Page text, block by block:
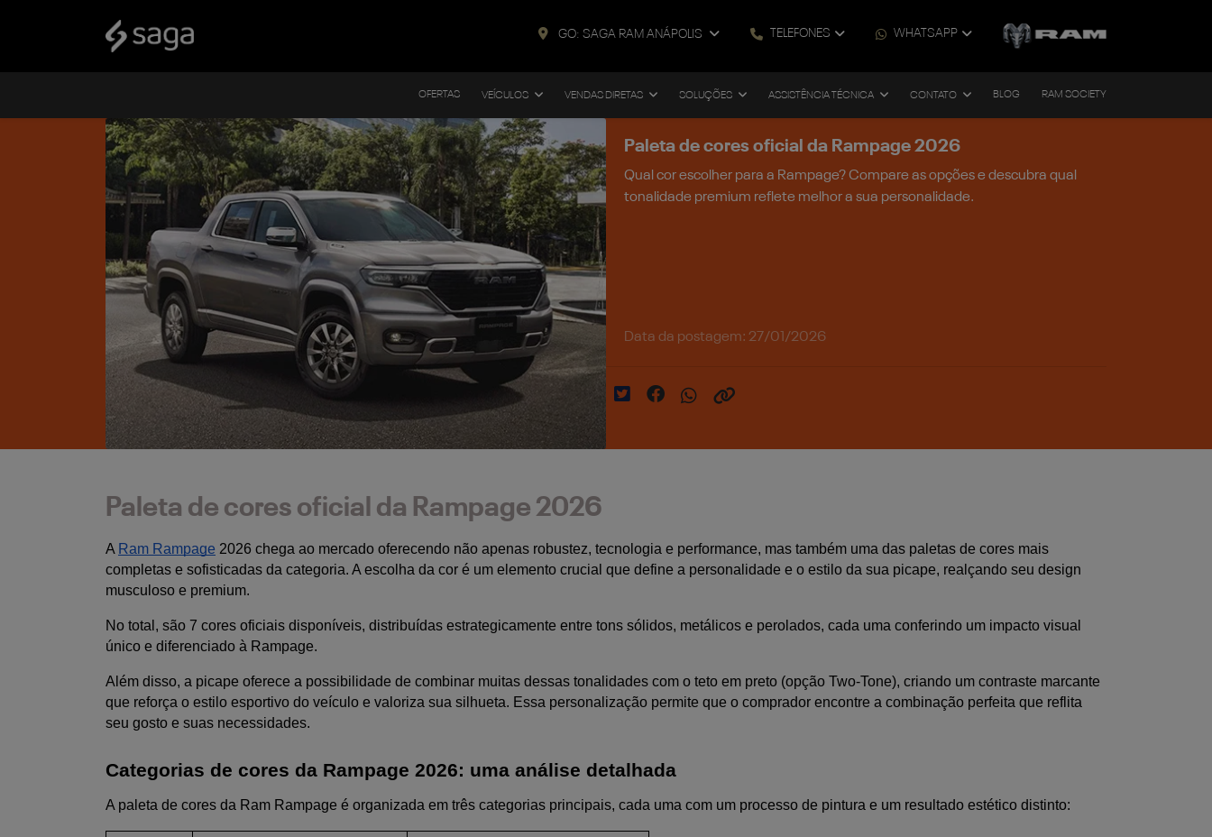
GO: SAGA RAM ANÁPOLIS TELEFONES WHATSAPP
OFERTAS VEÍCULOS VENDAS DIRETAS SOLUÇÕES ASSISTÊNCIA TÉCNICA CONTATO BLOG RAM SOCIETY
Paleta de cores oficial da Rampage 2026
Qual cor escolher para a Rampage? Compare as opções e descubra qual
tonalidade premium reflete melhor a sua personalidade.
Data da postagem: 27/01/2026
Paleta de cores oficial da Rampage 2026
A Ram Rampage 2026 chega ao mercado oferecendo não apenas robustez, tecnologia e performance, mas também uma das paletas de cores mais
completas e sofisticadas da categoria. A escolha da cor é um elemento crucial que define a personalidade e o estilo da sua picape, realçando seu design
musculoso e premium.
No total, são 7 cores oficiais disponíveis, distribuídas estrategicamente entre tons sólidos, metálicos e perolados, cada uma conferindo um impacto visual
único e diferenciado à Rampage.
Além disso, a picape oferece a possibilidade de combinar muitas dessas tonalidades com o teto em preto (opção Two-Tone), criando um contraste marcante
que reforça o estilo esportivo do veículo e valoriza sua silhueta. Essa personalização permite que o comprador encontre a combinação perfeita que reflita
seu gosto e suas necessidades.
Categorias de cores da Rampage 2026: uma análise detalhada
A paleta de cores da Ram Rampage é organizada em três categorias principais, cada uma com um processo de pintura e um resultado estético distinto: